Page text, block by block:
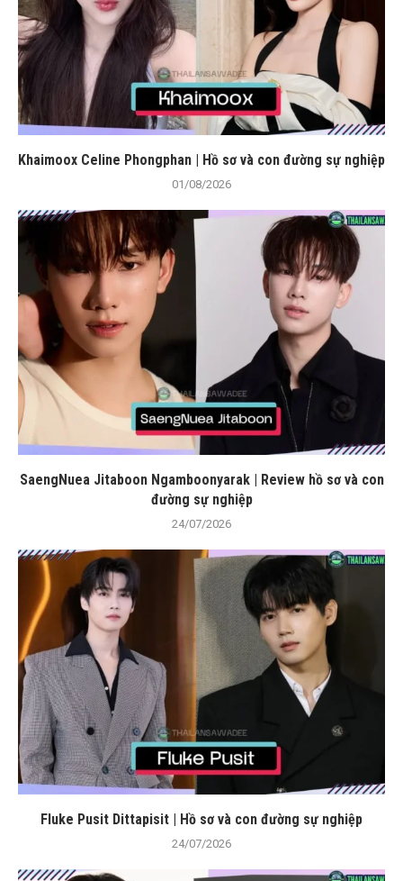
Khaimoox Celine Phongphan | Hồ sơ và con đường sự nghiệp
01/08/2026
SaengNuea Jitaboon Ngamboonyarak | Review hồ sơ và con
đường sự nghiệp
24/07/2026
Fluke Pusit Dittapisit | Hồ sơ và con đường sự nghiệp
24/07/2026